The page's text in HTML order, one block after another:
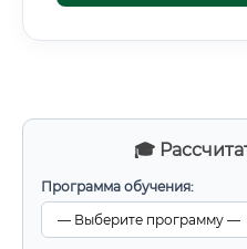
🎓
Программа обучения: